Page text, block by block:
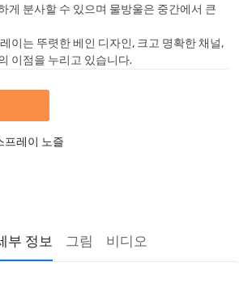
게 분사할 수 있으며 물방울은 중간에서 큰
이는 뚜렷한 베인 디자인, 크고 명확한 채널,
이점을 누리고 있습니다.
프레이 노즐
부 정보 그림 비디오